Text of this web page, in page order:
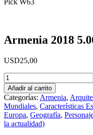
Pick W63
Armenia 2018
USD25,00
Armenia
2018
5.000
Dram
Pick
W63
cantidad
Añadir al carrito
Categorías: Armenia,
Mundiales, Características
Europa, Geografía,
la actualidad)